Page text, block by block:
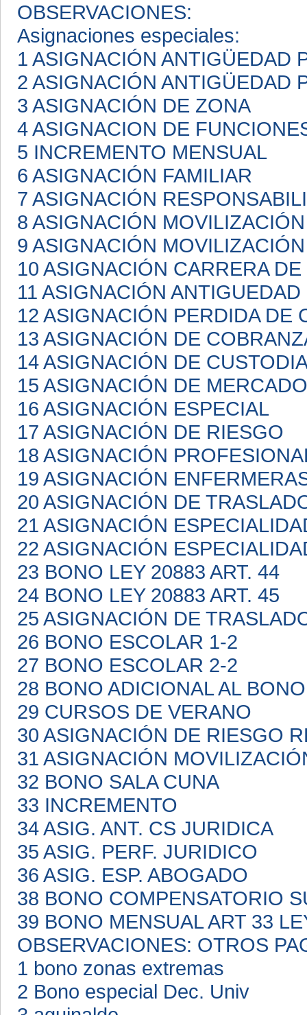
OBSERVACIONES:
Asignaciones especiales:
1 ASIGNACIÓN ANTIGÜEDAD
2 ASIGNACIÓN ANTIGÜEDAD
3 ASIGNACIÓN DE ZONA
4 ASIGNACION DE
5 INCREMENTO MENSUAL
6 ASIGNACIÓN FAMILIAR
7 ASIGNACIÓN
8 ASIGNACIÓN MOVILIZACIÓN
9 ASIGNACIÓN
10 ASIGNACIÓN CARRERA
11 ASIGNACIÓN
12 ASIGNACIÓN PERDIDA DE
13 ASIGNACIÓN DE
14 ASIGNACIÓN DE
15 ASIGNACIÓN DE MERCADO
16 ASIGNACIÓN ESPECIAL
17 ASIGNACIÓN DE RIESGO
18 ASIGNACIÓN
19 ASIGNACIÓN
20 ASIGNACIÓN DE
21 ASIGNACIÓN
22 ASIGNACIÓN
23 BONO LEY 20883 ART. 44
24 BONO LEY 20883 ART. 45
25 ASIGNACIÓN DE
26 BONO ESCOLAR 1-2
27 BONO ESCOLAR 2-2
28 BONO ADICIONAL AL
29 CURSOS DE VERANO
30 ASIGNACIÓN DE RIESGO
31 ASIGNACIÓN
32 BONO SALA CUNA
33 INCREMENTO
34 ASIG. ANT. CS JURIDICA
35 ASIG. PERF. JURIDICO
36 ASIG. ESP. ABOGADO
38 BONO COMPENSATORIO
39 BONO MENSUAL ART 33
OBSERVACIONES: OTROS
1 bono zonas extremas
2 Bono especial Dec. Univ